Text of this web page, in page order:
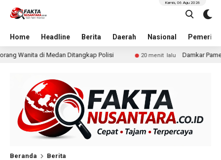
Home Headline Berita Daerah Nasional
Kamis, 06 Agu 2026
20 menit lalu Damkar Pameungpeuk Padamkan Kebakaran
Beranda Berita